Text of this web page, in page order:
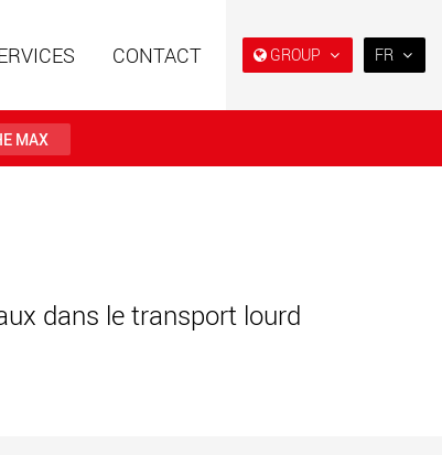
GROUP
FR
CONTACT
MAX
dans le transport lourd